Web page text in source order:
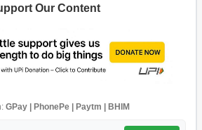
Our Content
GPay | PhonePe | Paytm | BHIM